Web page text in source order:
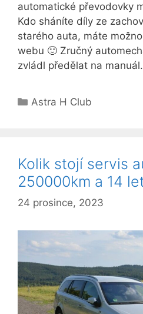
automatické převodovky
Kdo sháníte díly ze
starého auta, máte
webu 🙂 Zručný
zvládl předělat na manuál.
Rubriky
Astra H Club
Kolik stojí servis
250000km a 14
24 prosince, 2023